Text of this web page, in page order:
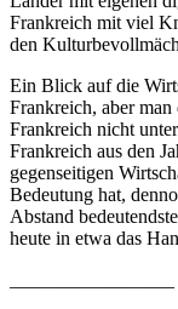
Frankreich mit viel
den
Ein Blick auf die
Frankreich, aber
Frankreich nicht
Frankreich aus den
gegenseitigen
Bedeutung hat,
Abstand
heute in etwa das